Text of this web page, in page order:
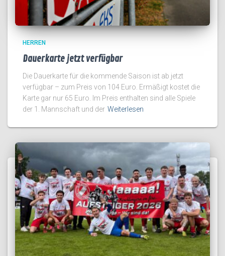
HERREN
Dauerkarte jetzt verfügbar
Die Dauerkarte für die kommende Saison ist ab jetzt
verfügbar – zum Preis von 104 Euro. Ermäßigt kostet die
Karte gar nur 65 Euro. Im Preis enthalten sind alle Spiele
der 1. Mannschaft und der Weiterlesen